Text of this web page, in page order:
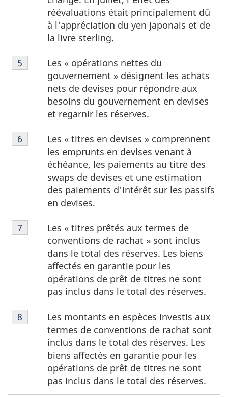
réévaluations était principalement dû
à l'appréciation du yen japonais et de
la livre sterling.
Note
de
Les « opérations nettes du
gouvernement » désignent les achats
nets de devises pour répondre aux
besoins du gouvernement en devises
et regarnir les réserves.
Retour à la référence de la note de bas de page
5
Note
de
Les « titres en devises » comprennent
les emprunts en devises venant à
échéance, les paiements au titre des
swaps de devises et une estimation
des paiements d'intérêt sur les passifs
en devises.
Retour à la référence de la note de bas de page
6
Note
de
Les « titres prêtés aux termes de
conventions de rachat » sont inclus
dans le total des réserves. Les biens
affectés en garantie pour les
opérations de prêt de titres ne sont
pas inclus dans le total des réserves.
Retour à la référence de la note de bas de page
7
Note
de
Les montants en espèces investis aux
termes de conventions de rachat sont
inclus dans le total des réserves. Les
biens affectés en garantie pour les
opérations de prêt de titres ne sont
pas inclus dans le total des réserves.
Retour à la référence de la note de bas de page
8